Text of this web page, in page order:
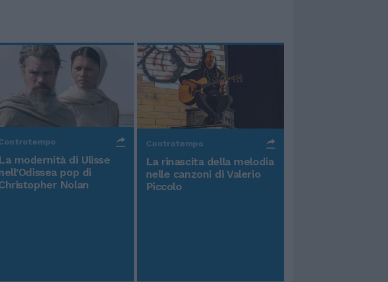
La modernità di Ulisse
pop di
Nolan
Controtempo
La rinascita della melodia
nelle canzoni di Valerio
Piccolo